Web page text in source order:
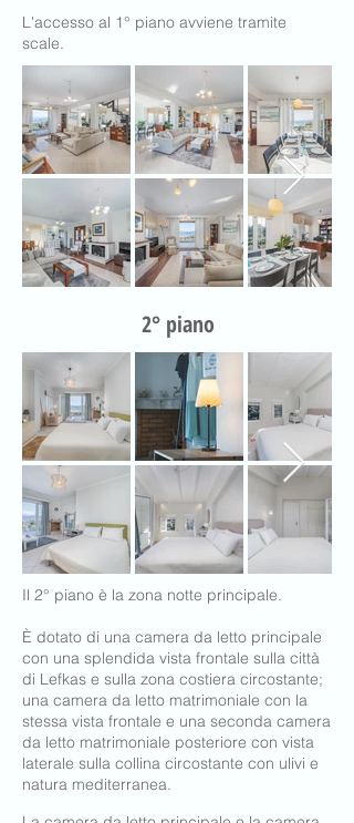
L'accesso al 1° piano avviene tramite
scale.
2° piano
Il 2° piano è la zona notte principale.
È dotato di una camera da letto principale
con una splendida vista frontale sulla città
di Lefkas e sulla zona costiera circostante;
una camera da letto matrimoniale con la
stessa vista frontale e una seconda camera
da letto matrimoniale posteriore con vista
laterale sulla collina circostante con ulivi e
natura mediterranea.